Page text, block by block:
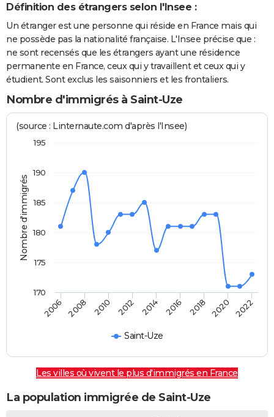
Définition des étrangers selon l'Insee :
Un étranger est une personne qui réside en France mais qui
ne possède pas la nationalité française. L'Insee précise que :
ne sont recensés que les étrangers ayant une résidence
permanente en France, ceux qui y travaillent et ceux qui y
étudient. Sont exclus les saisonniers et les frontaliers.
Nombre d'immigrés à Saint-Uze
Nombre d'immigrés
(source : Linternaute.com d'après l'Insee)
Saint-Uze
2006 2008 2010 2012 2014 2016 2018 2020 2022
170
175
180
185
190
195
Les villes où vivent le plus d'immigrés en France
La population immigrée de Saint-Uze